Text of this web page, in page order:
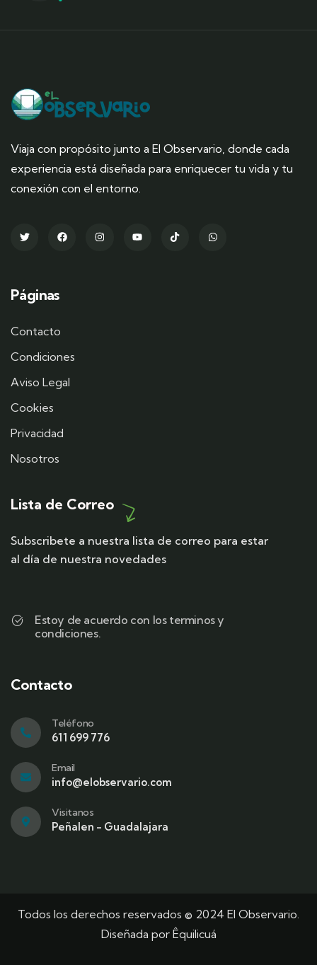
Viaja con propósito junto a El Observario, donde cada
experiencia está diseñada para enriquecer tu vida y tu
conexión con el entorno.
Páginas
Contacto
Condiciones
Aviso Legal
Cookies
Privacidad
Nosotros
Lista de Correo
Subscribete a nuestra lista de correo para estar
al día de nuestra novedades
Estoy de acuerdo con los terminos y
condiciones.
Contacto
Teléfono
611 699 776
Email
info@elobservario.com
Visitanos
Peñalen - Guadalajara
Todos los derechos reservados © 2024 El Observario.
Diseñada por Êquilicuá